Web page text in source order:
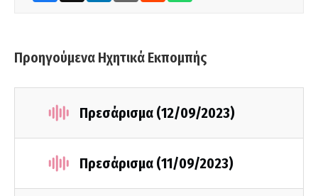
Προηγούμενα Ηχητικά Εκπομπής
Πρεσάρισμα (12/09/2023)
Πρεσάρισμα (11/09/2023)